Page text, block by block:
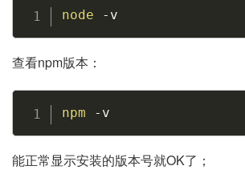
node -v
查看npm版本：
npm -v
能正常显示安装的版本号就OK了；